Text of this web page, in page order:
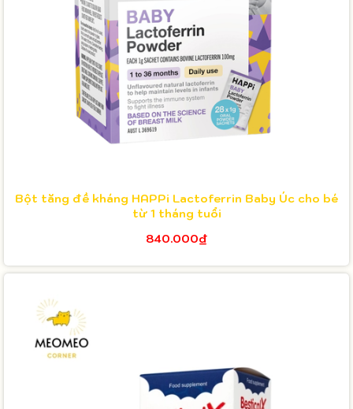
Bột tăng đề kháng HAPPi Lactoferrin Baby Úc cho bé
từ 1 tháng tuổi
840.000₫